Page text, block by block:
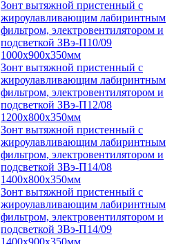
Зонт вытяжной пристенный с
жироулавливающим лабиринтным
фильтром, электровентилятором и
подсветкой ЗВэ-П10/09
1000х900х350мм
Зонт вытяжной пристенный с
жироулавливающим лабиринтным
фильтром, электровентилятором и
подсветкой ЗВэ-П12/08
1200х800х350мм
Зонт вытяжной пристенный с
жироулавливающим лабиринтным
фильтром, электровентилятором и
подсветкой ЗВэ-П14/08
1400х800х350мм
Зонт вытяжной пристенный с
жироулавливающим лабиринтным
фильтром, электровентилятором и
подсветкой ЗВэ-П14/09
1400х900х350мм